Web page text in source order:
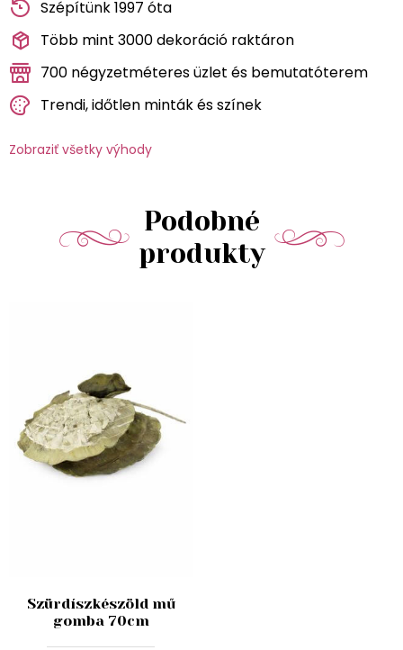
Szépítünk 1997 óta
Több mint 3000 dekoráció raktáron
700 négyzetméteres üzlet és bemutatóterem
Trendi, időtlen minták és színek
Zobraziť všetky výhody
Podobné
produkty
Szürdíszkészöld mű
gomba 70cm